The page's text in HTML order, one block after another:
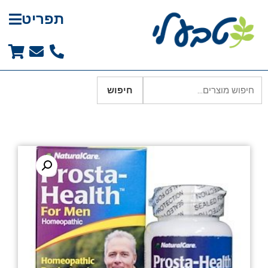
תפריט
חיפוש